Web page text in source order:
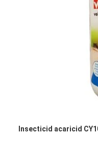
Insecticid acaricid